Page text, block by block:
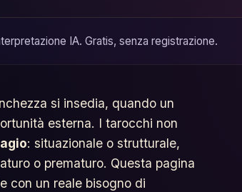
IA. Gratis, senza registrazione.
si insedia, quando un
esterna. I tarocchi non
: situazionale o strutturale,
o prematuro. Questa pagina
con un reale bisogno di